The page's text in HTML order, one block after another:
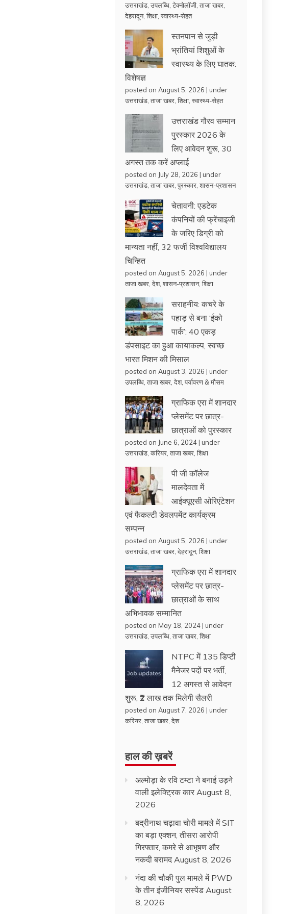
उत्तराखंड ,उपलब्धि ,टेक्नोलॉजी ,ताजा खबर
देहरादून,शिक्षा ,स्वास्थ्य-सेहत
स्तनपान से जुड़ी
भ्रांतियां शिशुओं के
स्वास्थ्य के लिए घातक:
विशेषज्ञ
posted on August 5, 2026 | under
उत्तराखंड ,ताजा खबर ,शिक्षा ,स्वास्थ्य-सेहत
उत्तराखंड गौरव सम्मान
पुरस्कार 2026 के
लिए आवेदन शुरू, 30
अगस्त तक करें अप्लाई
posted on July 28, 2026 | under
उत्तराखंड ,ताजा खबर ,पुरस्कार ,शासन-प्रशासन
चेतावनी: एडटेक
कंपनियों की फ्रेंचाइजी
के जरिए डिग्री को
मान्यता नहीं, 32 फर्जी विश्वविद्यालय
चिन्हित
posted on August 5, 2026 | under
ताजा खबर ,देश,शासन-प्रशासन,शिक्षा
सराहनीय: कचरे के
पहाड़ से बना ‘ईको
पार्क’: 40 एकड़
डंपसाइट का हुआ कायाकल्प, स्वच्छ
भारत मिशन की मिसाल
posted on August 3, 2026 | under
उपलब्धि ,ताजा खबर ,देश,पर्यावरण & मौसम
ग्राफिक एरा में शानदार
प्लेसमेंट पर छात्र-
छात्राओं को पुरस्कार
posted on June 6, 2024 | under
उत्तराखंड ,करियर ,ताजा खबर ,शिक्षा
पी जी कॉलेज
मालदेवता में
आईक्यूएसी ओरिएंटेशन
एवं फैकल्टी डेवलपमेंट कार्यक्रम
सम्पन्न
posted on August 5, 2026 | under
उत्तराखंड ,ताजा खबर ,देहरादून,शिक्षा
ग्राफिक एरा में शानदार
प्लेसमेंट पर छात्र-
छात्राओं के साथ
अभिभावक सम्मानित
posted on May 18, 2024 | under
उत्तराखंड ,उपलब्धि ,ताजा खबर ,शिक्षा
NTPC में 135 डिप्टी
मैनेजर पदों पर भर्ती,
12 अगस्त से आवेदन
शुरू, ₹2 लाख तक मिलेगी सैलरी
posted on August 7, 2026 | under
करियर ,ताजा खबर ,देश
हाल की ख़बरें
अल्मोड़ा के रवि टम्टा ने बनाई उड़ने
वाली इलेक्ट्रिक कार August 8,
2026
बद्रीनाथ चढ़ावा चोरी मामले में SIT
का बड़ा एक्शन, तीसरा आरोपी
गिरफ्तार, कमरे से आभूषण और
नकदी बरामद August 8, 2026
नंदा की चौकी पुल मामले में PWD
के तीन इंजीनियर सस्पेंड August
8, 2026